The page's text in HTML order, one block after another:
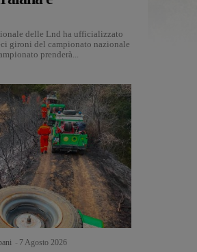
delle Lnd ha ufficializzato
gironi del campionato nazionale
prenderà...
7 Agosto 2026